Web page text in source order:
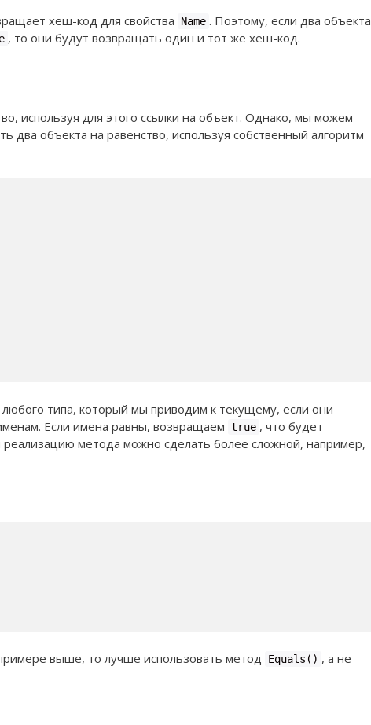
хеш-код для свойства Name . Поэтому, если два объекта
, то они будут возвращать один и тот же хеш-код.
используя для этого ссылки на объект. Однако, мы можем
два объекта на равенство, используя собственный алгоритм
типа, который мы приводим к текущему, если они
Если имена равны, возвращаем true , что будет
метода можно сделать более сложной, например,
выше, то лучше использовать метод Equals() , а не